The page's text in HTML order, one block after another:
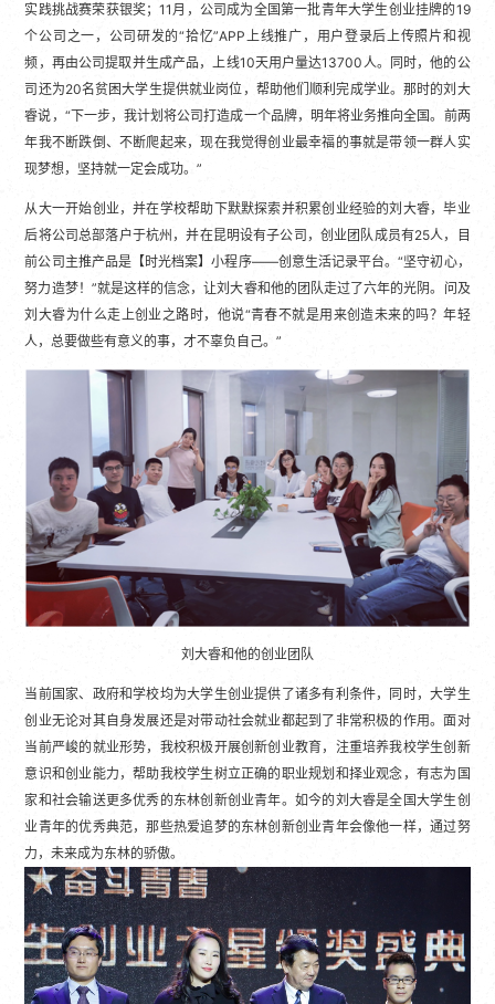
实践挑战赛荣获银奖；11月，公司成为全国第一批青年大学生创业挂牌的19
个公司之一，公司研发的“拾忆”APP上线推广，用户登录后上传照片和视
频，再由公司提取并生成产品，上线10天用户量达13700人。同时，他的公
司还为20名贫困大学生提供就业岗位，帮助他们顺利完成学业。那时的刘大
睿说，“下一步，我计划将公司打造成一个品牌，明年将业务推向全国。前两
年我不断跌倒、不断爬起来，现在我觉得创业最幸福的事就是带领一群人实
现梦想，坚持就一定会成功。”
从大一开始创业，并在学校帮助下默默探索并积累创业经验的刘大睿，毕业
后将公司总部落户于杭州，并在昆明设有子公司，创业团队成员有25人，目
前公司主推产品是【时光档案】小程序——创意生活记录平台。“坚守初心，
努力造梦！”就是这样的信念，让刘大睿和他的团队走过了六年的光阴。问及
刘大睿为什么走上创业之路时，他说“青春不就是用来创造未来的吗？年轻
人，总要做些有意义的事，才不辜负自己。”
刘大睿和他的创业团队
当前国家、政府和学校均为大学生创业提供了诸多有利条件，同时，大学生
创业无论对其自身发展还是对带动社会就业都起到了非常积极的作用。面对
当前严峻的就业形势，我校积极开展创新创业教育，注重培养我校学生创新
意识和创业能力，帮助我校学生树立正确的职业规划和择业观念，有志为国
家和社会输送更多优秀的东林创新创业青年。如今的刘大睿是全国大学生创
业青年的优秀典范，那些热爱追梦的东林创新创业青年会像他一样，通过努
力，未来成为东林的骄傲。